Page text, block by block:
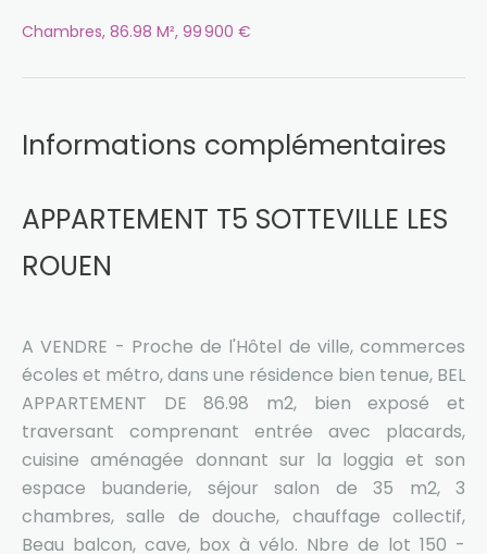
Chambres, 86.98 M², 99 900 €
Informations complémentaires
APPARTEMENT T5 SOTTEVILLE LES
ROUEN
A VENDRE - Proche de l'Hôtel de ville, commerces
écoles et métro, dans une résidence bien tenue, BEL
APPARTEMENT DE 86.98 m2, bien exposé et
traversant comprenant entrée avec placards,
cuisine aménagée donnant sur la loggia et son
espace buanderie, séjour salon de 35 m2, 3
chambres, salle de douche, chauffage collectif,
Beau balcon, cave, box à vélo. Nbre de lot 150 -